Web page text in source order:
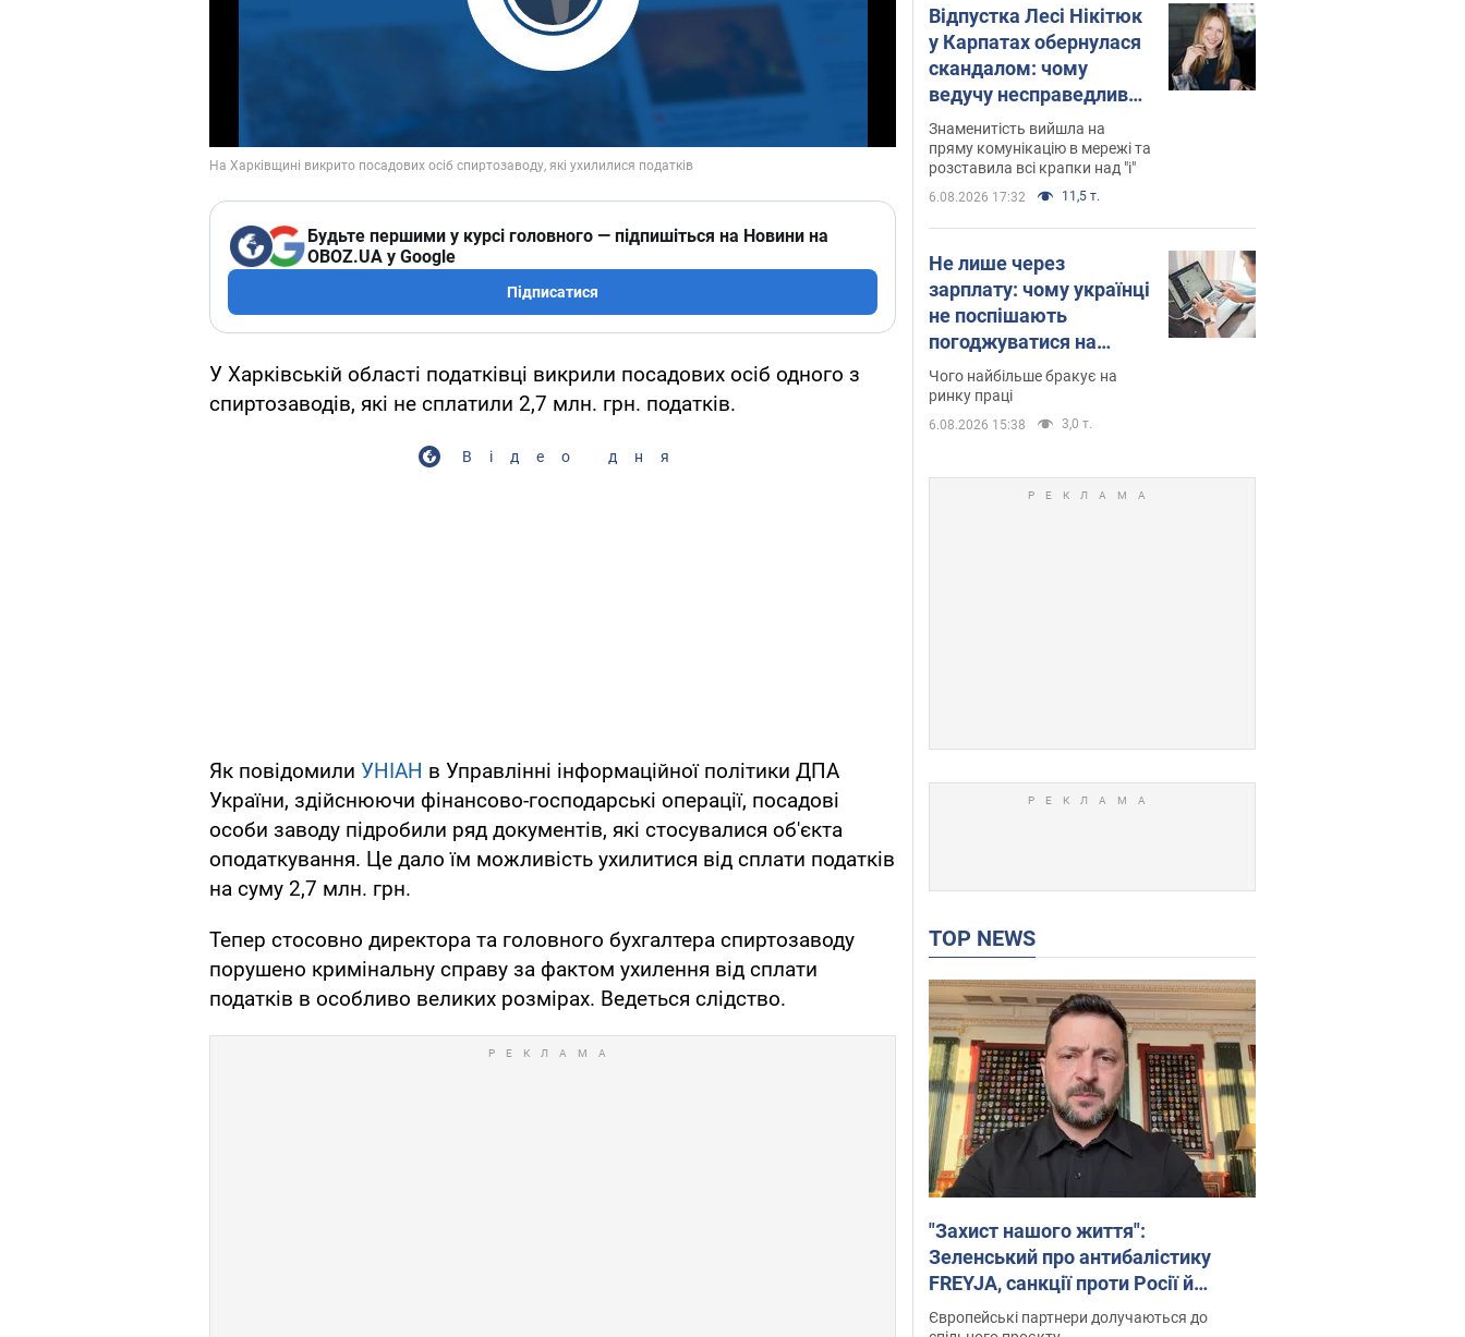
Play Video
Будьте першими у курсі головного — підпишіться на Новини на
OBOZ.UA у Google
Підписатися
У Харківській області податківці викрили посадових осіб одного з
спиртозаводів, які не сплатили 2,7 млн. грн. податків.
Відео дня
Як повідомили УНІАН в Управлінні інформаційної політики ДПА
України, здійснюючи фінансово-господарські операції, посадові
особи заводу підробили ряд документів, які стосувалися об'єкта
оподаткування. Це дало їм можливість ухилитися від сплати податків
на суму 2,7 млн. грн.
Тепер стосовно директора та головного бухгалтера спиртозаводу
порушено кримінальну справу за фактом ухилення від сплати
податків в особливо великих розмірах. Ведеться слідство.
Відпустка Лесі Нікітюк
у Карпатах обернулася
скандалом: чому
ведучу несправедливо
захейтили
Знаменитість вийшла на
пряму комунікацію в мережі та
розставила всі крапки над "і"
6.08.2026 17:32 11,5 т.
Не лише через
зарплату: чому українці
не поспішають
погоджуватися на
вакансії
Чого найбільше бракує на
ринку праці
6.08.2026 15:38 3,0 т.
TOP NEWS
"Захист нашого життя":
Зеленський про антибалістику
FREYJA, санкції проти Росії й
підтримку аграріїв. Відео
Європейські партнери долучаються до